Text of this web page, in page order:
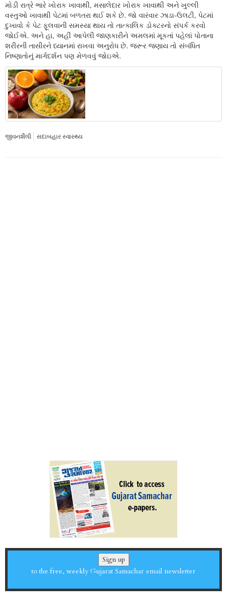
મોડી રાત્રે ભારે ખોરાક ખાવાથી, મસાલેદાર ખોરાક ખાવાથી અને ખુલ્લી
વસ્તુઓ ખાવાથી પેટમાં બળતરા થઈ શકે છે. જો વારંવાર ઝાડા-ઉલટી, પેટમાં
દુખાવો કે પેટ ફૂલવાની સમસ્યા થાય તો તાત્કાલિક ડોક્ટરનો સંપર્ક કરવો
જોઈએ. અને હા, અહીં આપેલી જાણકારીને અમલમાં મૂકતાં પહેલાં પોતાના
શરીરની તાસીરને ધ્યાનમાં રાખવા અનુરોધ છે. જરૂર જણાય તો સંબંધિત
નિષ્ણાતોનું માર્ગદર્શન પણ મેળવવું જોઇએ.
જીવનશૈલી સદાબહાર સ્વાસ્થ્ય
Sign up
to the free, weekly Gujarat Samachar email newsletter